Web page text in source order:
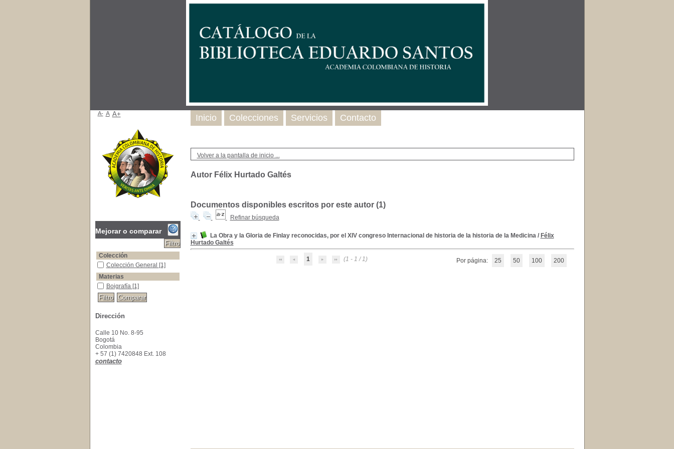
Volver a la pantalla de inicio ...
Autor Félix Hurtado Galtés
Documentos disponibles escritos por este autor (1)
Refinar búsqueda
La Obra y la Gloria de Finlay reconocidas, por el XIV congreso Internacional de historia de la historia de la Medicina/ Félix
Hurtado Galtés
1 (1 - 1 / 1) Por página: 25 50 100 200
Inicio Colecciones Servicios Contacto
A- A A+
Mejorar o comparar
Colección
Colección General
Colección General [1]
Materias
Boigrafía
Boigrafía [1]
Dirección
Calle 10 No. 8-95
Bogotá
Colombia
+ 57 (1) 7420848 Ext. 108
contacto